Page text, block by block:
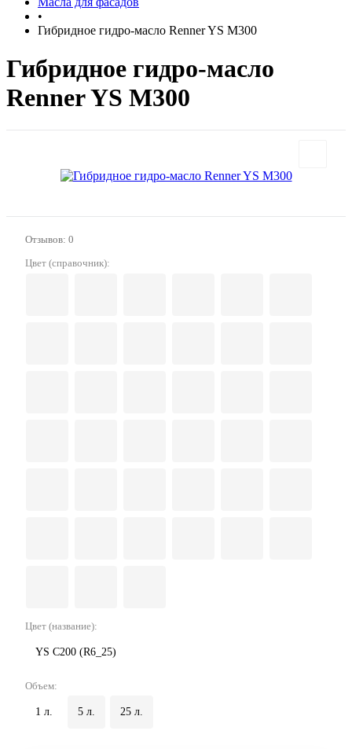
•
Гибридное гидро-масло Renner YS M300
Гибридное гидро-масло
Renner YS M300
Отзывов: 0
Цвет (справочник):
Цвет (название):
YS C200 (R6_25)
Объем:
1 л. 5 л. 25 л.